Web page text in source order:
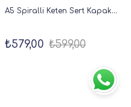
A5 Spiralli Keten Sert Kapak Süresiz Planlayıcı Ajanda | Haftalık ve Aylık Planlama – Lila
₺579,00 ₺599,00